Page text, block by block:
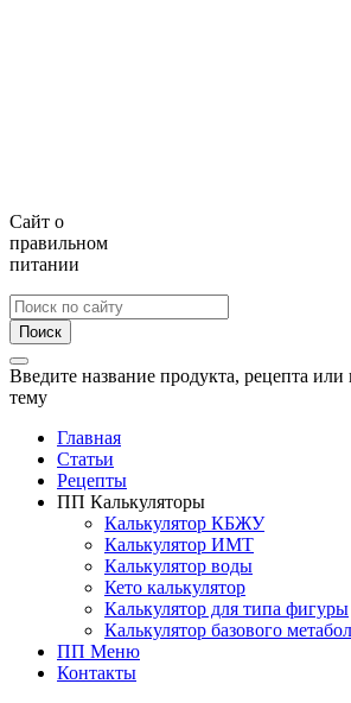
Сайт о
правильном
питании
Поиск
Введите название продукта, рецепта
тему
Главная
Статьи
Рецепты
ПП Калькуляторы
Калькулятор КБЖУ
Калькулятор ИМТ
Калькулятор воды
Кето калькулятор
Калькулятор для типа фигуры
Калькулятор базового
ПП Меню
Контакты